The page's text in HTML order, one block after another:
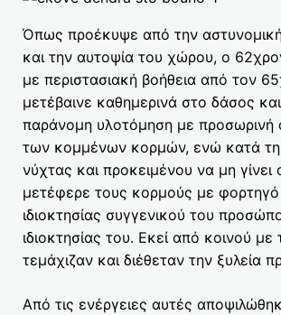
Όπως προέκυψε από την
και την αυτοψία του χώρου, ο
με περιστασιακή βοήθεια από τον
μετέβαινε καθημερινά στο δάσος
παράνομη υλοτόμηση με προσωρινή
των κομμένων κορμών, ενώ κατά τη
νύχτας και προκειμένου να μη γίνει
μετέφερε τους κορμούς με φορτηγό
ιδιοκτησίας συγγενικού του
ιδιοκτησίας του. Εκεί από κοινού
τεμάχιζαν και διέθεταν την ξυλεία
Από τις ενέργειες αυτές